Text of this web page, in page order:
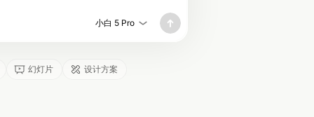
小白 5 Pro
幻灯片 设计方案